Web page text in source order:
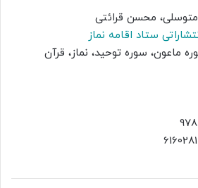
2,000,000 ریال1,800,000 ریال.
محسن قرائتی
ستاد اقامه نماز
ماعون، سوره توحید، نماز، قرآن